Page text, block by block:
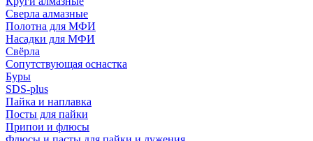
Сверла алмазные
Полотна для МФИ
Насадки для МФИ
Свёрла
Сопутствующая оснастка
Буры
SDS-plus
Пайка и наплавка
Посты для пайки
Припои и флюсы